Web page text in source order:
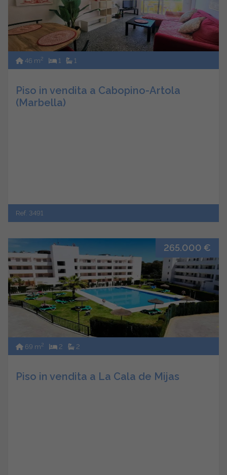
46 m2 1 1
Piso in vendita a Cabopino-Artola
(Marbella)
Ref. 3491
265.000 €
69 m2 2 2
Piso in vendita a La Cala de Mijas